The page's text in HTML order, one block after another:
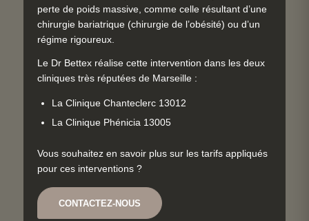
perte de poids massive, comme celle résultant d’une
chirurgie bariatrique (chirurgie de l’obésité) ou d’un
régime rigoureux.
Le Dr Bettex réalise cette intervention dans les deux
cliniques très réputées de Marseille :
La Clinique Chanteclerc 13012
La Clinique Phénicia 13005
Vous souhaitez en savoir plus sur les tarifs appliqués
pour ces interventions ?
CONTACTEZ-NOUS